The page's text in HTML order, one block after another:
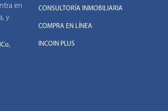
en
y
CONSULTORÍA INMOBILIARIA
COMPRA EN LÍNEA
INCOIN PLUS